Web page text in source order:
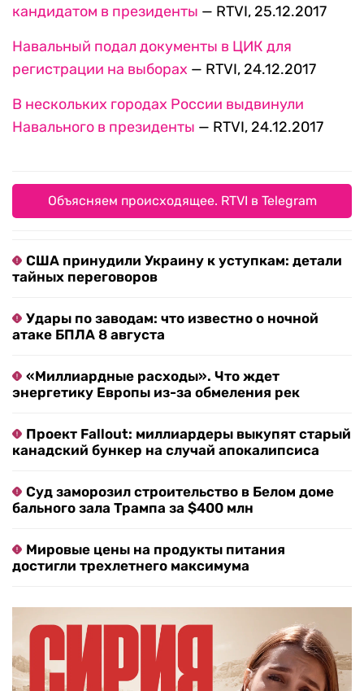
кандидатом в президенты — RTVI, 25.12.2017
Навальный подал документы в ЦИК для
регистрации на выборах — RTVI, 24.12.2017
В нескольких городах России выдвинули
Навального в президенты — RTVI, 24.12.2017
Объясняем происходящее. RTVI в Telegram
США принудили Украину к уступкам: детали
тайных переговоров
Удары по заводам: что известно о ночной
атаке БПЛА 8 августа
«Миллиардные расходы». Что ждет
энергетику Европы из-за обмеления рек
Проект Fallout: миллиардеры выкупят старый
канадский бункер на случай апокалипсиса
Суд заморозил строительство в Белом доме
бального зала Трампа за $400 млн
Мировые цены на продукты питания
достигли трехлетнего максимума